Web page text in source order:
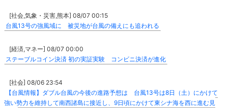
[社会,気象・災害,熊本] 08/07 00:15
台風13号の強風域に 被災地が台風の備えにも追われる
[経済,マネー] 08/07 00:00
ステーブルコイン決済 初の実証実験 コンビニ決済が進化
[社会] 08/06 23:54
【台風情報】ダブル台風の今後の進路予想は 台風13号は8日（土）にかけて
強い勢力を維持して南西諸島に接近し、9日頃にかけて東シナ海を西に進む見